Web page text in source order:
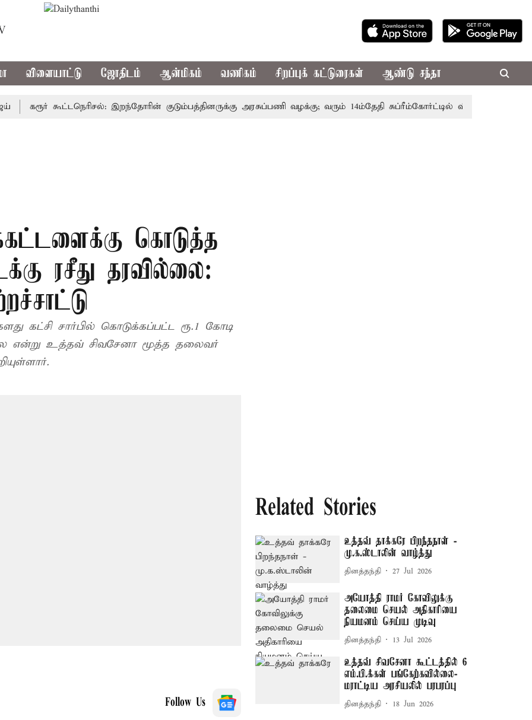
விளையாட்டு ஜோதிடம் ஆன்மிகம் வணிகம் சிறப்புக் கட்டுரைகள் ஆண்டு சந்தா
கரூர் கூட்டநெரிசல்: இறந்தோரின் குடும்பத்தினருக்கு அரசுப்பணி வழக்கு; வரும் 14ம்தேதி சுப்ரீம்கோர்ட்டில் விசாரணை
கொடுத்த
ரசீது தரவில்லை:
கட்சி சார்பில் கொடுக்கப்பட்ட ரூ.1 கோடி
என்று உத்தவ் சிவசேனா மூத்த தலைவர்
Follow Us
Related Stories
உத்தவ் தாக்கரே பிறந்தநாள் -
மு.க.ஸ்டாலின் வாழ்த்து
தினத்தந்தி 27 Jul 2026
அயோத்தி ராமர் கோவிலுக்கு
தலைமை செயல் அதிகாரியை
நியமனம் செய்ய முடிவு
தினத்தந்தி 13 Jul 2026
உத்தவ் சிவசேனா கூட்டத்தில் 6
எம்.பி.க்கள் பங்கேற்கவில்லை-
மராட்டிய அரசியலில் பரபரப்பு
தினத்தந்தி 18 Jun 2026